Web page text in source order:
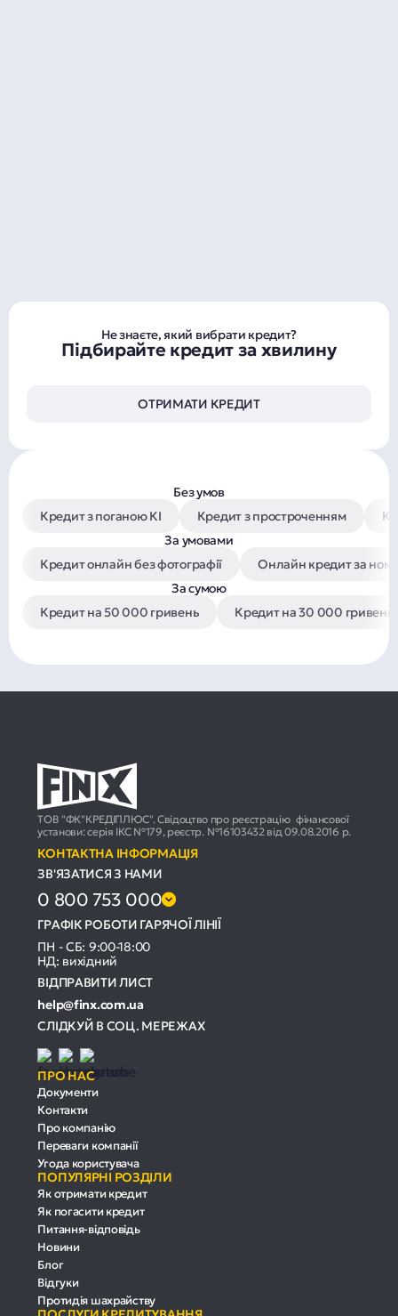
Не знаєте, який вибрати кредит?
Підбирайте кредит за хвилину
ОТРИМАТИ КРЕДИТ
Без умов
Кредит з поганою КІ
Кредит з простроченням
За умовами
Кредит онлайн без фотографії
Онлайн кредит за
За сумою
Кредит на 50 000 гривень
Кредит на 30 000 гривень
ТОВ "ФК"КРЕДІПЛЮС". Свідоцтво про реєстрацію фінансової
установи: серія ІКС №179, реєстр. №16103432 від 09.08.2016 р.
КОНТАКТНА ІНФОРМАЦІЯ
ЗВ'ЯЗАТИСЯ З НАМИ
0 800 753 000
ГРАФІК РОБОТИ ГАРЯЧОЇ ЛІНІЇ
ПН - СБ: 9:00-18:00
НД: вихідний
ВІДПРАВИТИ ЛИСТ
help@finx.com.ua
СЛІДКУЙ В СОЦ. МЕРЕЖАХ
ПРО НАС
Документи
Контакти
Про компанію
Переваги компанії
Угода користувача
ПОПУЛЯРНІ РОЗДІЛИ
Як отримати кредит
Як погасити кредит
Питання-відповідь
Новини
Блог
Відгуки
Протидія шахрайству